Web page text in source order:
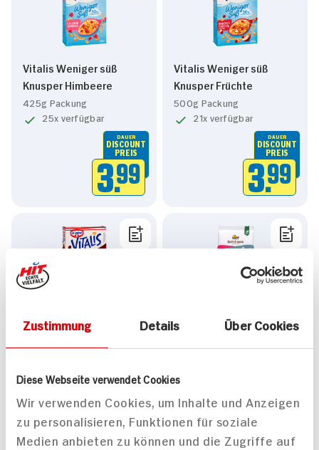
Zustimmung Details Über Cookies
Diese Webseite verwendet Cookies
Wir verwenden Cookies, um Inhalte und Anzeigen
zu personalisieren, Funktionen für soziale
Medien anbieten zu können und die Zugriffe auf
Vitalis Weniger süß
Knusper Himbeere
425g Packung
25x verfügbar
DAUER
DISCOUNT
PREIS
3.99
Vitalis Weniger süß
Knusper Früchte
500g Packung
21x verfügbar
DAUER
DISCOUNT
PREIS
3.99
Multi Frucht
450g Packung
DAUER
PREIS
3.99
barnhouse Krunchy Low
Sugar Very Berry
375g Beutel
PREIS
5.